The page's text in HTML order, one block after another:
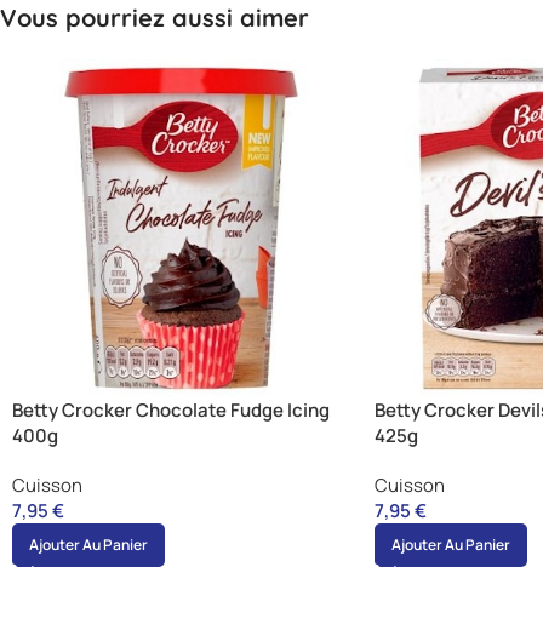
Vous pourriez aussi aimer
Betty Crocker Chocolate Fudge Icing
400g
Cuisson
7,95€
Ajouter Au Panier
Betty Crocker
425g
Cuisson
7,95€
Ajouter Au Panier